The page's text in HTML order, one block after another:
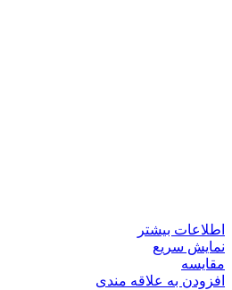
اطلاعات بیشتر
نمایش سریع
مقايسه
افزودن به علاقه مندی